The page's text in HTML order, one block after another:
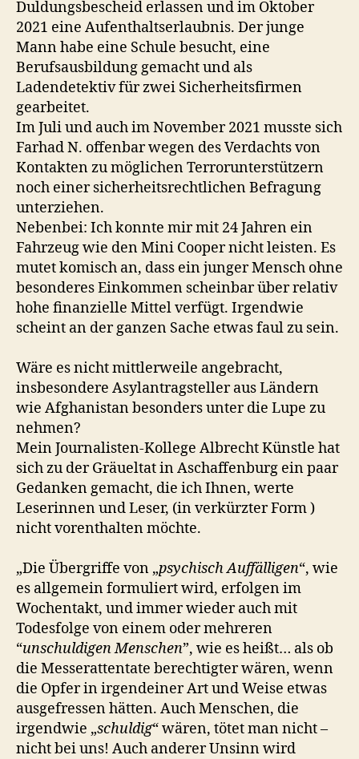
Duldungsbescheid erlassen und im Oktober
2021 eine Aufenthaltserlaubnis. Der junge
Mann habe eine Schule besucht, eine
Berufsausbildung gemacht und als
Ladendetektiv für zwei Sicherheitsfirmen
gearbeitet.
Im Juli und auch im November 2021 musste sich
Farhad N. offenbar wegen des Verdachts von
Kontakten zu möglichen Terrorunterstützern
noch einer sicherheitsrechtlichen Befragung
unterziehen.
Nebenbei: Ich konnte mir mit 24 Jahren ein
Fahrzeug wie den Mini Cooper nicht leisten. Es
mutet komisch an, dass ein junger Mensch ohne
besonderes Einkommen scheinbar über relativ
hohe finanzielle Mittel verfügt. Irgendwie
scheint an der ganzen Sache etwas faul zu sein.
Wäre es nicht mittlerweile angebracht,
insbesondere Asylantragsteller aus Ländern
wie Afghanistan besonders unter die Lupe zu
nehmen?
Mein Journalisten-Kollege Albrecht Künstle hat
sich zu der Gräueltat in Aschaffenburg ein paar
Gedanken gemacht, die ich Ihnen, werte
Leserinnen und Leser, (in verkürzter Form )
nicht vorenthalten möchte.
„Die Übergriffe von „psychisch Auffälligen“, wie
es allgemein formuliert wird, erfolgen im
Wochentakt, und immer wieder auch mit
Todesfolge von einem oder mehreren
“unschuldigen Menschen”, wie es heißt… als ob
die Messerattentate berechtigter wären, wenn
die Opfer in irgendeiner Art und Weise etwas
ausgefressen hätten. Auch Menschen, die
irgendwie „schuldig“ wären, tötet man nicht –
nicht bei uns! Auch anderer Unsinn wird